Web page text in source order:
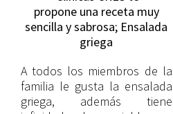
propone una receta muy
sencilla y sabrosa; Ensalada
griega
A todos los miembros de la
familia le gusta la ensalada
griega, además tiene